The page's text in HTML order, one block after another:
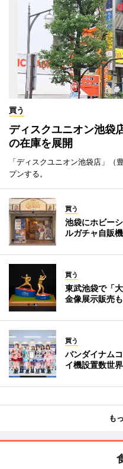
買う
ディスクユニオン池
の在庫を展開
「ディスクユニオン池袋店」
プンする。
買う
池袋にホビー
ルガチャ自販
買う
東武池袋で「
金像展示販売も
買う
バンダイナム
イ機設置数世
も